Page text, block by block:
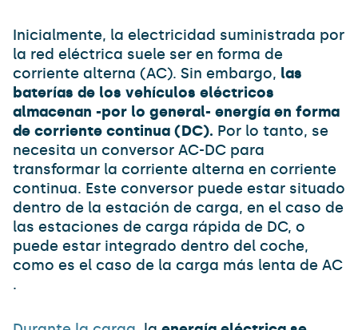
Inicialmente, la electricidad suministrada por
la red eléctrica suele ser en forma de
corriente alterna (AC). Sin embargo, las
baterías de los vehículos eléctricos
almacenan -por lo general- energía en forma
de corriente continua (DC). Por lo tanto, se
necesita un conversor AC-DC para
transformar la corriente alterna en corriente
continua. Este conversor puede estar situado
dentro de la estación de carga, en el caso de
las estaciones de carga rápida de DC, o
puede estar integrado dentro del coche,
como es el caso de la carga más lenta de AC
.